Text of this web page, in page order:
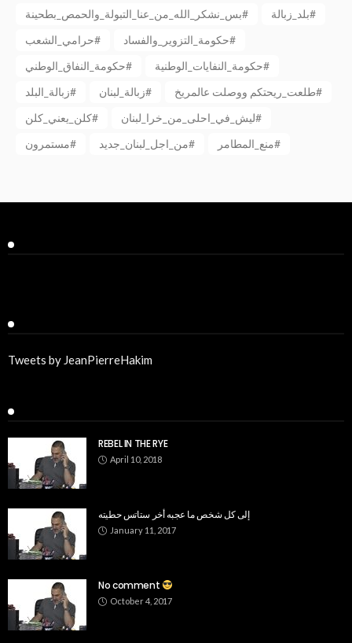
بس_نشكر_الله_من_عنا_التبولة_والحمص_بطحينة#
بلد_زبالة#
حرامي_الشعب#
حكومة_التزوير_والفساد#
حكومة_النفاق_الوطني#
حكومة_النفايات_الوطنية#
زبالة_البلد#
زبالة_لبنان#
طلعت_ريحتكم ووصلت عالمريخ#
كلن_يعني_كلن#
ليش_في_احلى_من_خرا_لبنان#
مستمرون#
من_اجل_لبنان_جديد# منع_المطامر#
Tweets by JeanPierreHakim
REBEL IN THE RYE
April 10, 2018
إلى كل شخص ما عجبه أخر ستاتس حطيته
January 11, 2017
No comment
October 4, 2017